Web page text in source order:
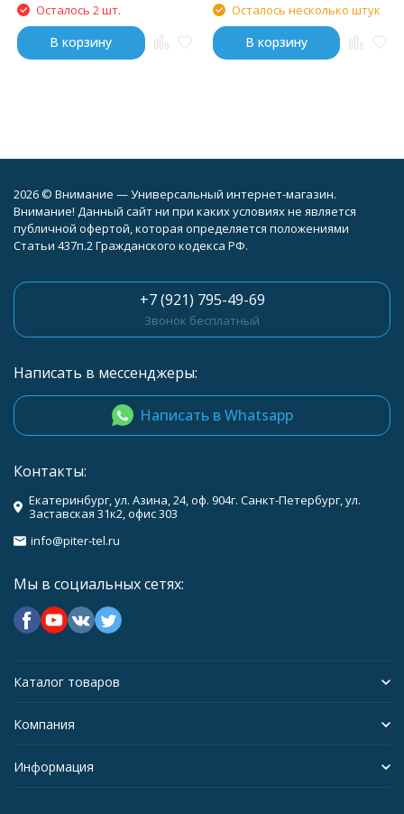
Осталось 2 шт.
В корзину
Осталось несколько штук
В корзину
2026 © Внимание — Универсальный интернет-магазин.
Внимание! Данный сайт ни при каких условиях не является
публичной офертой, которая определяется положениями
Статьи 437п.2 Гражданского кодекса РФ.
+7 (921) 795-49-69
Звонок бесплатный
Написать в мессенджеры:
Написать в Whatsapp
Контакты:
Екатеринбург, ул. Азина, 24, оф. 904г. Санкт-Петербург, ул.
Заставская 31к2, офис 303
info@piter-tel.ru
Мы в социальных сетях:
Каталог товаров
Компания
Информация